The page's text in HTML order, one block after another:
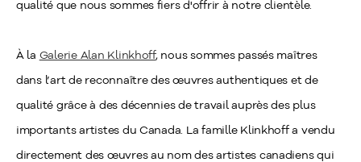
qualité que nous sommes fiers d'offrir à notre clientèle.
À la Galerie Alan Klinkhoff, nous sommes passés maîtres
dans l’art de reconnaître des œuvres authentiques et de
qualité grâce à des décennies de travail auprès des plus
importants artistes du Canada. La famille Klinkhoff a vendu
directement des œuvres au nom des artistes canadiens qui